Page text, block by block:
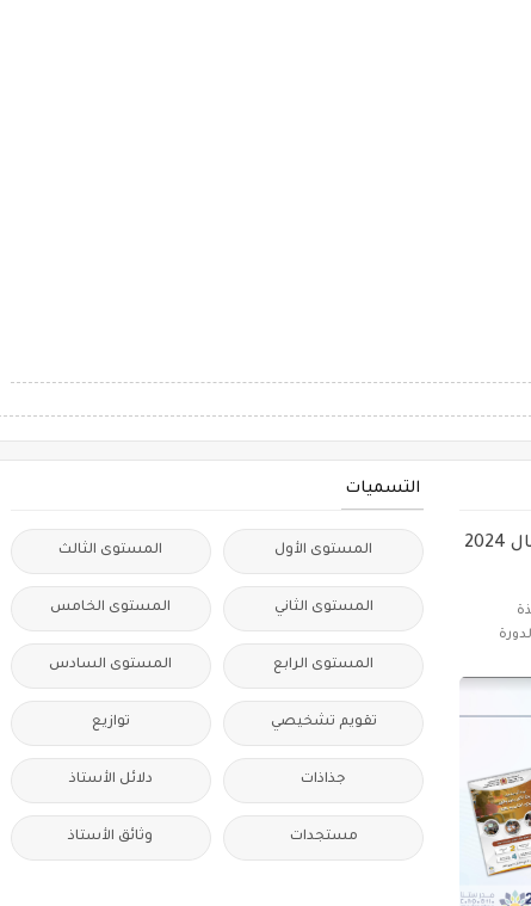
الدورة التكوينية في مقاربات التدريس الفعال 2024
2025 معاينة الدورة
التسميات
المستوى الأول المستوى الثالث
المستوى الثاني المستوى الخامس
المستوى الرابع المستوى السادس
تقويم تشخيصي توازيع
جذاذات دلائل الأستاذ
مستجدات وثائق الأستاذ